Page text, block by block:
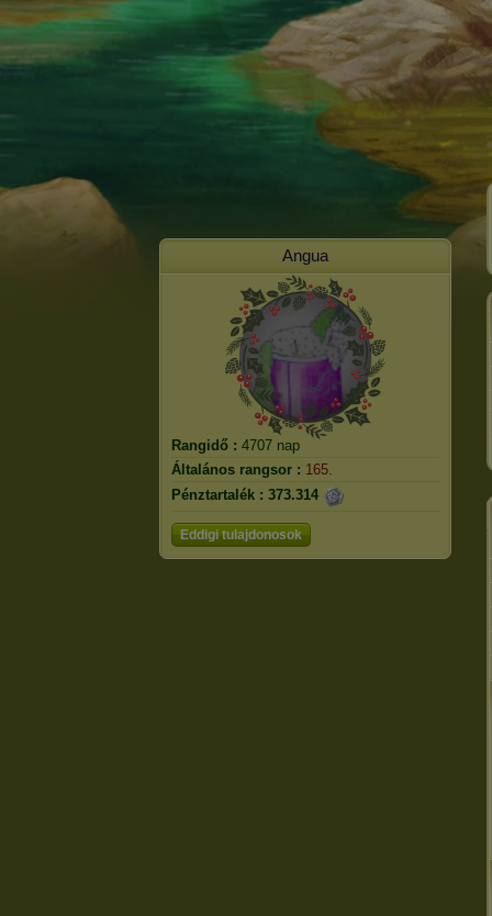
Angua
Rangidő : 4707 nap
Általános rangsor : 165.
Pénztartalék : 373.314
Eddigi tulajdonosok